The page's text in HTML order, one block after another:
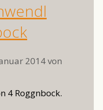
2014von
4 Roggnbock.